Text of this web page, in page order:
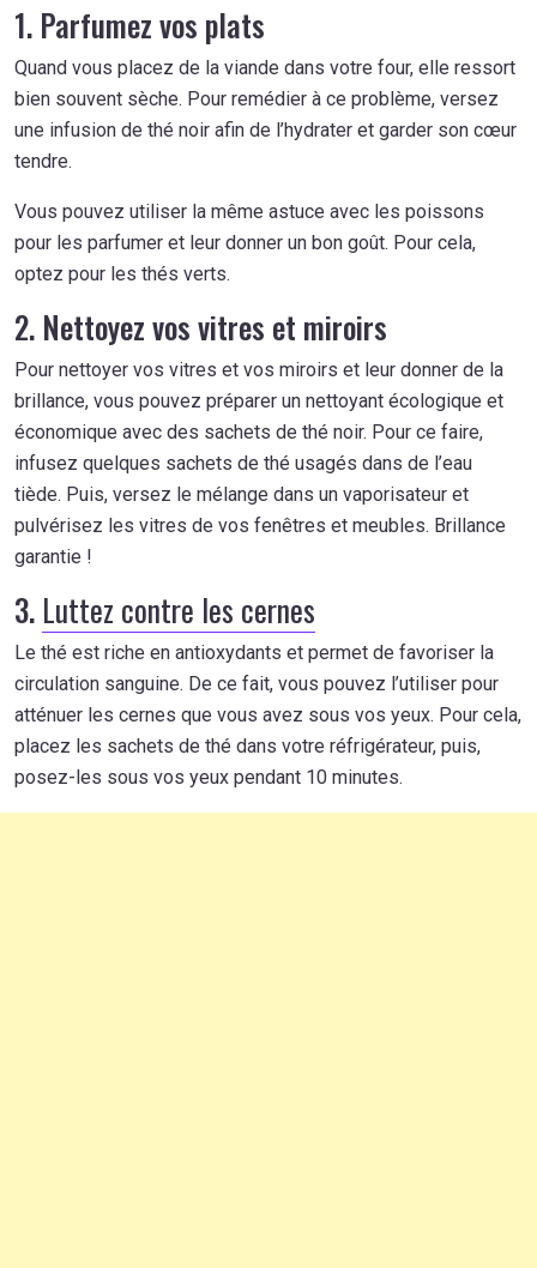
1. Parfumez vos plats
Quand vous placez de la viande dans votre four, elle ressort
bien souvent sèche. Pour remédier à ce problème, versez
une infusion de thé noir afin de l’hydrater et garder son cœur
tendre.
Vous pouvez utiliser la même astuce avec les poissons
pour les parfumer et leur donner un bon goût. Pour cela,
optez pour les thés verts.
2. Nettoyez vos vitres et miroirs
Pour nettoyer vos vitres et vos miroirs et leur donner de la
brillance, vous pouvez préparer un nettoyant écologique et
économique avec des sachets de thé noir. Pour ce faire,
infusez quelques sachets de thé usagés dans de l’eau
tiède. Puis, versez le mélange dans un vaporisateur et
pulvérisez les vitres de vos fenêtres et meubles. Brillance
garantie !
3. Luttez contre les cernes
Le thé est riche en antioxydants et permet de favoriser la
circulation sanguine. De ce fait, vous pouvez l’utiliser pour
atténuer les cernes que vous avez sous vos yeux. Pour cela,
placez les sachets de thé dans votre réfrigérateur, puis,
posez-les sous vos yeux pendant 10 minutes.